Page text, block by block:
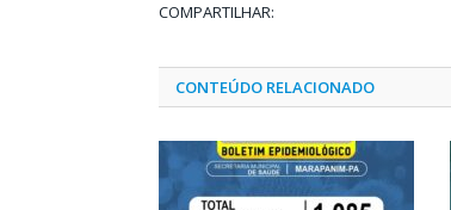
COMPARTILHAR:
CONTEÚDO RELACIONADO